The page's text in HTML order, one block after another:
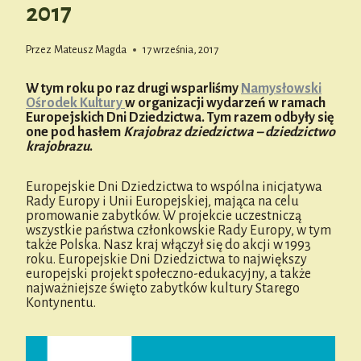
2017
Przez Mateusz Magda 17 września, 2017
W tym roku po raz drugi wsparliśmy Namysłowski
Ośrodek Kulturyw organizacji wydarzeń w ramach
Europejskich Dni Dziedzictwa. Tym razem odbyły się
one pod hasłem Krajobraz dziedzictwa – dziedzictwo
krajobrazu.
Europejskie Dni Dziedzictwa to wspólna inicjatywa
Rady Europy i Unii Europejskiej, mająca na celu
promowanie zabytków. W projekcie uczestniczą
wszystkie państwa członkowskie Rady Europy, w tym
także Polska. Nasz kraj włączył się do akcji w 1993
roku. Europejskie Dni Dziedzictwa to największy
europejski projekt społeczno-edukacyjny, a także
najważniejsze święto zabytków kultury Starego
Kontynentu.